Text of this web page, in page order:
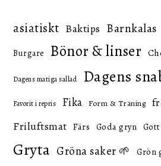
asiatiskt Baktips Barnkalas
Burgare Bönor & linser
Dagens matiga sallad Dagens
Favorit i repris Fika Form & Träning
Friluftsmat Färs Goda gryn
Gryta Gröna saker 🌱 Grön